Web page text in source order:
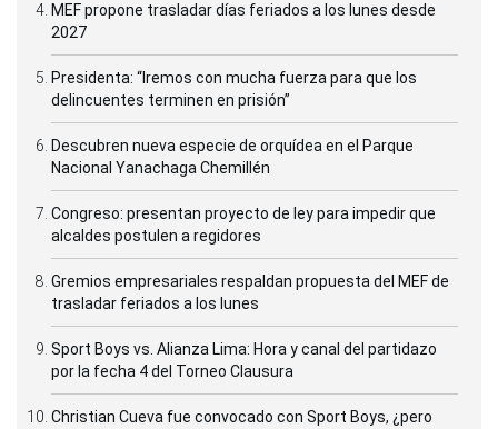
MEF propone trasladar días feriados a los lunes desde
2027
Presidenta: “Iremos con mucha fuerza para que los
delincuentes terminen en prisión”
Descubren nueva especie de orquídea en el Parque
Nacional Yanachaga Chemillén
Congreso: presentan proyecto de ley para impedir que
alcaldes postulen a regidores
Gremios empresariales respaldan propuesta del MEF de
trasladar feriados a los lunes
Sport Boys vs. Alianza Lima: Hora y canal del partidazo
por la fecha 4 del Torneo Clausura
Christian Cueva fue convocado con Sport Boys, ¿pero